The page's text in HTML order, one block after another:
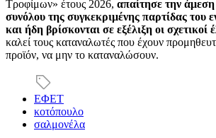
Τροφίμων» έτους 2026, απαίτησε την
συνόλου της συγκεκριμένης παρτίδας του
και ήδη βρίσκονται σε εξέλιξη οι σχετικοί
καλεί τους καταναλωτές που έχουν
προϊόν, να μην το καταναλώσουν.
ΕΦΕΤ
κοτόπουλο
σαλμονέλα